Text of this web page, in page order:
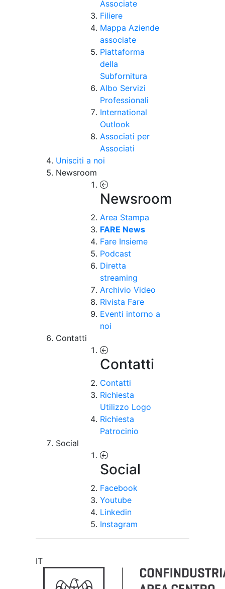
Associate
Filiere
Mappa Aziende
associate
Piattaforma
della
Subfornitura
Albo Servizi
Professionali
International
Outlook
Associati per
Associati
Unisciti a noi
Newsroom
Newsroom
Area Stampa
FARE News
Fare Insieme
Podcast
Diretta
streaming
Archivio Video
Rivista Fare
Eventi intorno a
noi
Contatti
Contatti
Contatti
Richiesta
Utilizzo Logo
Richiesta
Patrocinio
Social
Social
Facebook
Youtube
Linkedin
Instagram
IT